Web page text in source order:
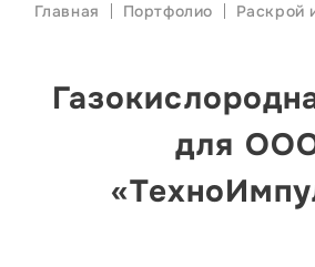
ОБРАБОТКА МЕТАЛЛА
ИЗДЕЛИЯ
НАШИ РАБОТЫ
СТАТЬИ
Главная Портфолио Раскрой
для